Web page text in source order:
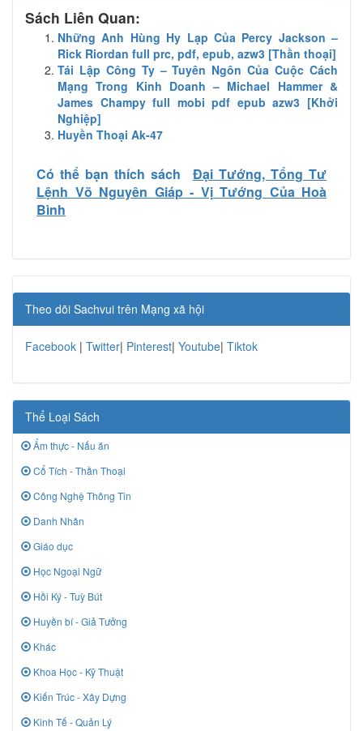
Sách Liên Quan:
Những Anh Hùng Hy Lạp Của Percy Jackson –
Rick Riordan full prc, pdf, epub, azw3 [Thần thoại]
Tái Lập Công Ty – Tuyên Ngôn Của Cuộc Cách
Mạng Trong Kinh Doanh – Michael Hammer &
James Champy full mobi pdf epub azw3 [Khởi
Nghiệp]
Huyền Thoại Ak-47
Có thể bạn thích sách
Đại Tướng, Tổng Tư
Lệnh Võ Nguyên Giáp - Vị Tướng Của Hoà
Bình
Theo dõi Sachvui trên Mạng xã hội
Facebook | Twitter| Pinterest| Youtube| Tiktok
Thể Loại Sách
Ẩm thực - Nấu ăn
Cổ Tích - Thần Thoại
Công Nghệ Thông Tin
Danh Nhân
Giáo dục
Học Ngoại Ngữ
Hồi Ký - Tuỳ Bút
Huyền bí - Giả Tưởng
Khác
Khoa Học - Kỹ Thuật
Kiến Trúc - Xây Dựng
Kinh Tế - Quản Lý